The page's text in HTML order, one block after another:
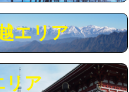
銅
44,000円
銅
+8,800円
エリア
リア